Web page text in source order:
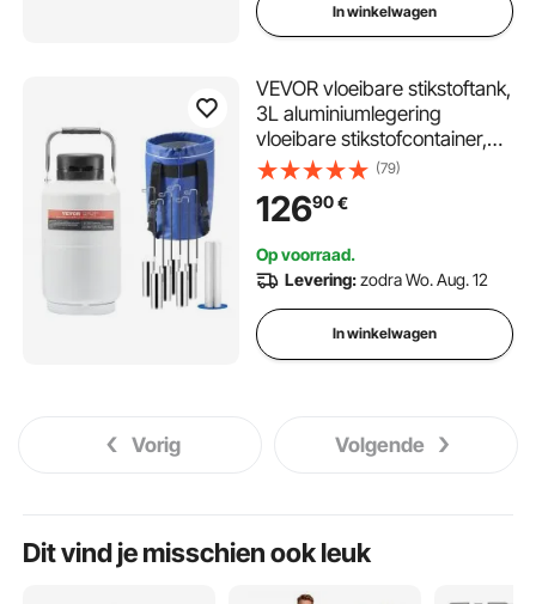
In winkelwagen
VEVOR vloeibare stikstoftank,
3L aluminiumlegering
vloeibare stikstofcontainer,
LN2-tank Dewar met 6
canisters en draagtas met
riemen, cryogene tank voor
zaadconservering,
wetenschappelijk gebruik
(79)
12690€
Op voorraad.
Levering:zodra Wo. Aug. 12
In winkelwagen
Vorig Volgende
Dit vind je misschien ook leuk